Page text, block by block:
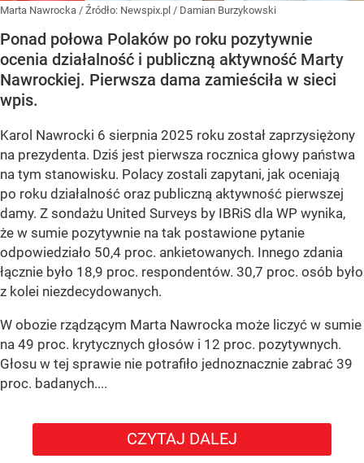
Marta Nawrocka / Źródło: Newspix.pl / Damian Burzykowski
Ponad połowa Polaków po roku pozytywnie
ocenia działalność i publiczną aktywność Marty
Nawrockiej. Pierwsza dama zamieściła w sieci
wpis.
Karol Nawrocki 6 sierpnia 2025 roku został zaprzysiężony
na prezydenta. Dziś jest pierwsza rocznica głowy państwa
na tym stanowisku. Polacy zostali zapytani, jak oceniają
po roku działalność oraz publiczną aktywność pierwszej
damy. Z sondażu United Surveys by IBRiS dla WP wynika,
że w sumie pozytywnie na tak postawione pytanie
odpowiedziało 50,4 proc. ankietowanych. Innego zdania
łącznie było 18,9 proc. respondentów. 30,7 proc. osób było
z kolei niezdecydowanych.
W obozie rządzącym Marta Nawrocka może liczyć w sumie
na 49 proc. krytycznych głosów i 12 proc. pozytywnych.
Głosu w tej sprawie nie potrafiło jednoznacznie zabrać 39
proc. badanych....
CZYTAJ DALEJ